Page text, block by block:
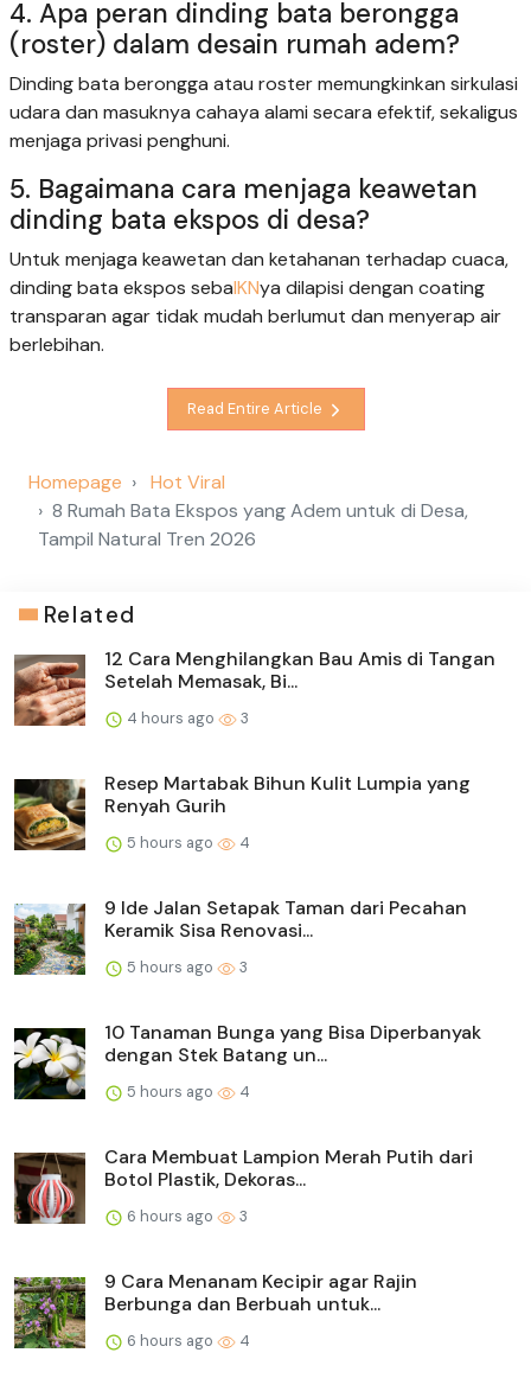
4. Apa peran dinding bata berongga
(roster) dalam desain rumah adem?
Dinding bata berongga atau roster memungkinkan sirkulasi
udara dan masuknya cahaya alami secara efektif, sekaligus
menjaga privasi penghuni.
5. Bagaimana cara menjaga keawetan
dinding bata ekspos di desa?
Untuk menjaga keawetan dan ketahanan terhadap cuaca,
dinding bata ekspos sebaIKNya dilapisi dengan coating
transparan agar tidak mudah berlumut dan menyerap air
berlebihan.
Read Entire Article
Homepage
Hot Viral
8 Rumah Bata Ekspos yang Adem untuk di Desa,
Tampil Natural Tren 2026
Related
12 Cara Menghilangkan Bau Amis di Tangan
Setelah Memasak, Bi...
4 hours ago 3
Resep Martabak Bihun Kulit Lumpia yang
Renyah Gurih
5 hours ago 4
9 Ide Jalan Setapak Taman dari Pecahan
Keramik Sisa Renovasi...
5 hours ago 3
10 Tanaman Bunga yang Bisa Diperbanyak
dengan Stek Batang un...
5 hours ago 4
Cara Membuat Lampion Merah Putih dari
Botol Plastik, Dekoras...
6 hours ago 3
9 Cara Menanam Kecipir agar Rajin
Berbunga dan Berbuah untuk...
6 hours ago 4